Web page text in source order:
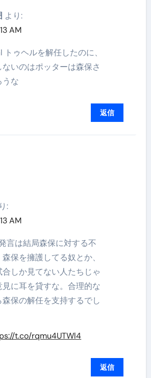
より:
AM
ゥヘルを解任したのに、
いのはポッターは森保さ
うな
返信
:
AM
言は結局森保に対する不
保を擁護してる奴とか、
しか見てない人たちじゃ
に耳を貸すな。合理的な
保の解任を支持するでし
t.co/rqmu4UTWl4
返信